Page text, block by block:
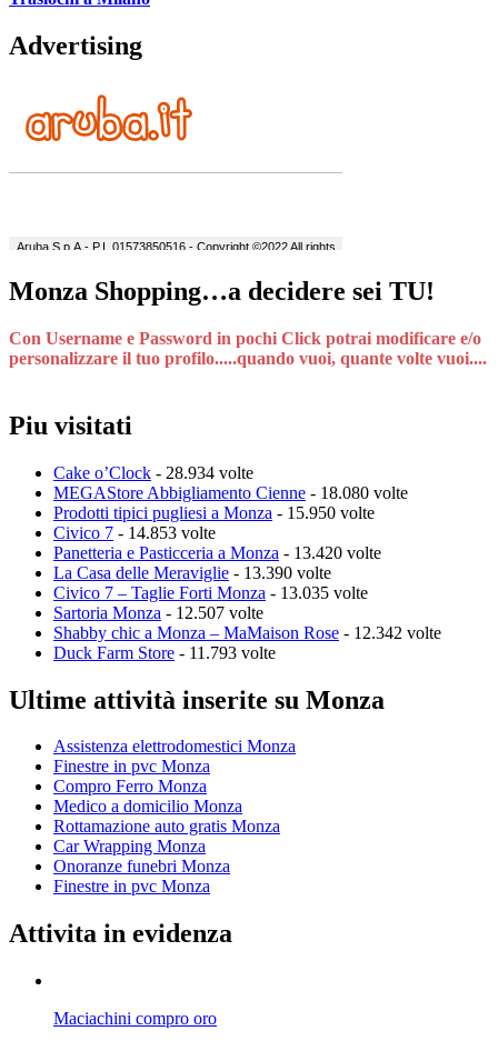
Advertising
Monza Shopping…a decidere sei TU!
Con Username e Password in pochi Click potrai modificare e/o
personalizzare il tuo profilo.....quando vuoi, quante volte vuoi....
Piu visitati
Cake o’Clock - 28.934 volte
MEGAStore Abbigliamento Cienne - 18.080 volte
Prodotti tipici pugliesi a Monza - 15.950 volte
Civico 7 - 14.853 volte
Panetteria e Pasticceria a Monza - 13.420 volte
La Casa delle Meraviglie - 13.390 volte
Civico 7 – Taglie Forti Monza - 13.035 volte
Sartoria Monza - 12.507 volte
Shabby chic a Monza – MaMaison Rose - 12.342 volte
Duck Farm Store - 11.793 volte
Ultime attività inserite su Monza
Assistenza elettrodomestici Monza
Finestre in pvc Monza
Compro Ferro Monza
Medico a domicilio Monza
Rottamazione auto gratis Monza
Car Wrapping Monza
Onoranze funebri Monza
Finestre in pvc Monza
Attivita in evidenza
Maciachini compro oro